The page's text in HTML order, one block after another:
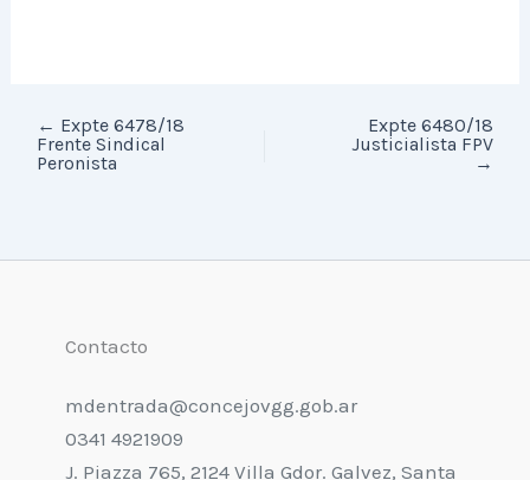
← Expte 6478/18
Frente Sindical
Peronista
Expte 6480/18
Justicialista FPV
→
Contacto
mdentrada@concejovgg.gob.ar
0341 4921909
J. Piazza 765, 2124 Villa Gdor. Galvez, Santa